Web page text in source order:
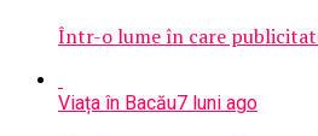
Într-o lume în care
Viața în Bacău7 luni ago